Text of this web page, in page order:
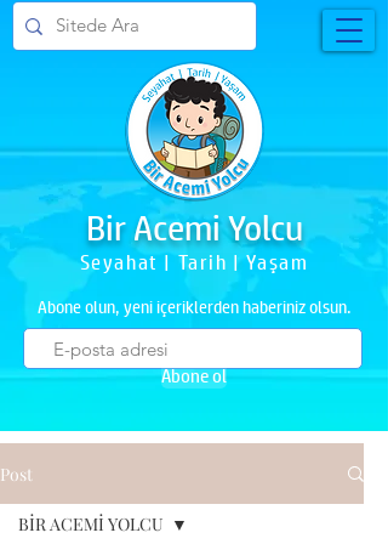
Bir Acemi Yolcu
Seyahat | Tarih | Yaşam
Abone olun, yeni içeriklerden haberiniz olsun.
Abone ol
Post
BİR ACEMİ YOLCU